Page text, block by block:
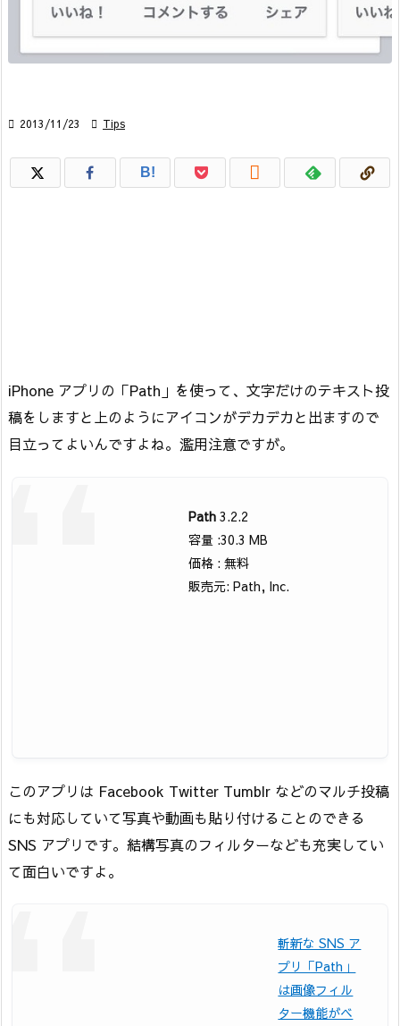
 2013/11/23  Tips
B! 
iPhone アプリの「Path」を使って、文字だけのテキスト投
稿をしますと上のようにアイコンがデカデカと出ますので
目立ってよいんですよね。濫用注意ですが。
Path 3.2.2
容量 :30.3 MB
価格 : 無料
販売元: Path, Inc.
このアプリは Facebook Twitter Tumblr などのマルチ投稿
にも対応していて写真や動画も貼り付けることのできる
SNS アプリです。結構写真のフィルターなども充実してい
て面白いですよ。
斬新な SNS ア
プリ「Path」
は画像フィル
ター機能がベ